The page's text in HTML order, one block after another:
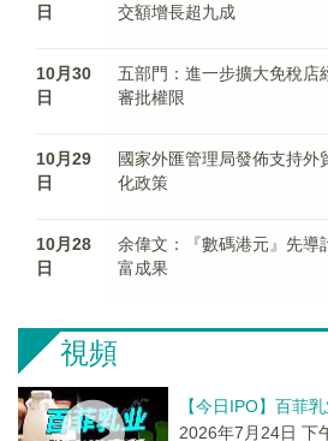
日
交額增長超九成
10月30
日
五部門：進一步擴大免稅店
審批權限
10月29
日
國家外匯管理局發佈支持外
化政策
10月28
日
余偉文：『數碼港元』先導
富成果
視頻
【今日IPO】百菲
2026年7月24日 下